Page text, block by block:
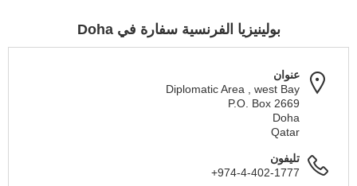
بولينيزيا الفرنسية سفارة في Doha
عنوان
Diplomatic Area , west Bay
P.O. Box 2669
Doha
Qatar
تليفون
+974-4-402-1777